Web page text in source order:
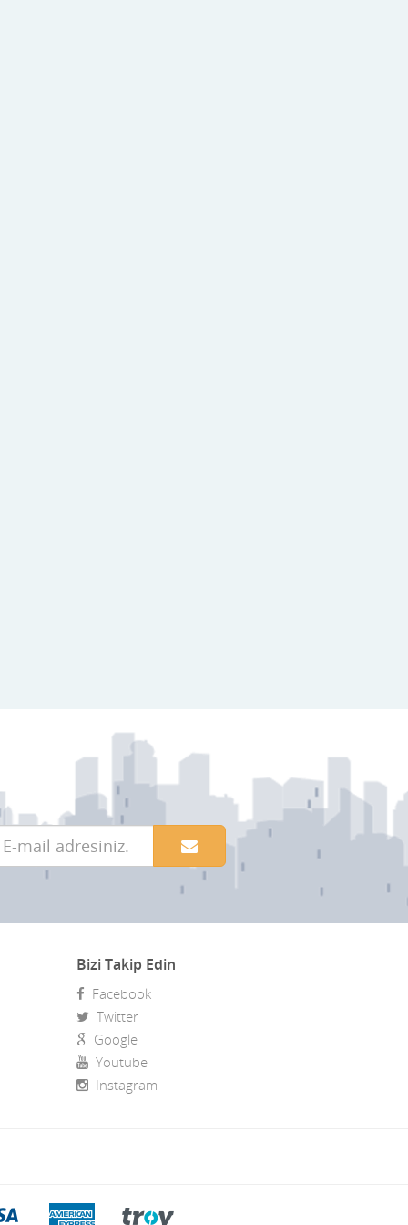
Bizi Takip Edin
Facebook
Twitter
Google
Youtube
Instagram